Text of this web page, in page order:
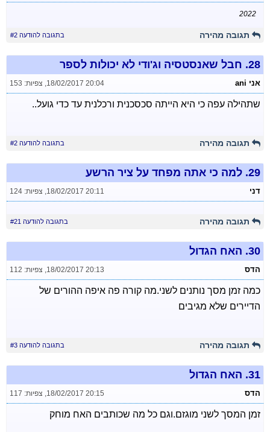
2022
תגובה מהירה בתגובה להודעה #2
28. חבל שאנסטסיה וג'ודי לא יכולות לספר
אני ani 18/02/2017 20:04
, צפיות: 153
שתהילה עפה כי היא הייתה סכסכנית ורכלנית עד כדי גועל..
תגובה מהירה בתגובה להודעה #2
29. למה כי אתה מפחד על ציר הרשע
דני 18/02/2017 20:11
, צפיות: 124
תגובה מהירה בתגובה להודעה #21
30. האח הגדול
הדס 18/02/2017 20:13
, צפיות: 112
כמה זמן מסך נותנים לשני.מה קורה פה איפה ההורים של
הדיירים שלא מגיבים
תגובה מהירה בתגובה להודעה #3
31. האח הגדול
הדס 18/02/2017 20:15
, צפיות: 117
זמן המסך לשני מוגזם.וגם כל מה שכותבים האח מוחק